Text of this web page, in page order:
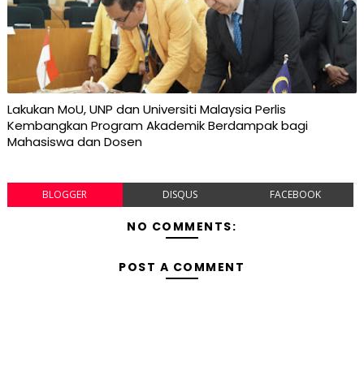
Lakukan MoU, UNP dan Universiti Malaysia Perlis
Kembangkan Program Akademik Berdampak bagi
Mahasiswa dan Dosen
BLOGGER DISQUS FACEBOOK
NO COMMENTS:
POST A COMMENT